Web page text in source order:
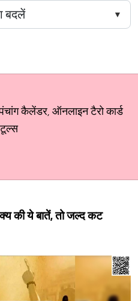
कैलेंडर, ऑनलाइन टैरो कार्ड
की ये बातें, तो जल्द कट